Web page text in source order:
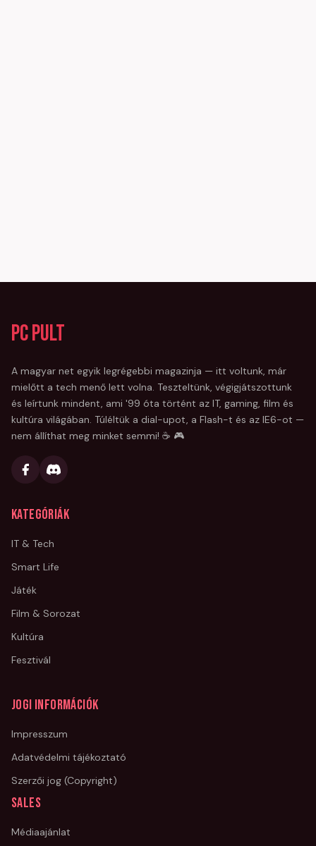
PC Pult
A magyar net egyik legrégebbi magazinja — itt voltunk, már
mielőtt a tech menő lett volna. Teszteltünk, végigjátszottunk
és leírtunk mindent, ami '99 óta történt az IT, gaming, film és
kultúra világában. Túléltük a dial-upot, a Flash-t és az IE6-ot —
nem állíthat meg minket semmi! ☕ 🎮
Kategóriák
IT & Tech
Smart Life
Játék
Film & Sorozat
Kultúra
Fesztivál
Jogi információk
Impresszum
Adatvédelmi tájékoztató
Szerzői jog (Copyright)
Sales
Médiaajánlat